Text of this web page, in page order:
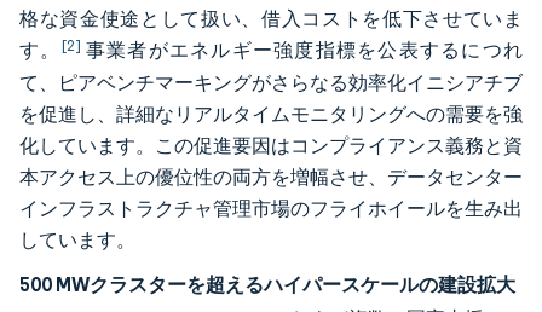
格な資金使途として扱い、借入コストを低下させていま
す。 [2] 事業者がエネルギー強度指標を公表するにつれ
て、ピアベンチマーキングがさらなる効率化イニシアチブ
を促進し、詳細なリアルタイムモニタリングへの需要を強
化しています。この促進要因はコンプライアンス義務と資
本アクセス上の優位性の両方を増幅させ、データセンター
インフラストラクチャ管理市場のフライホイールを生み出
しています。
500 MWクラスターを超えるハイパースケールの建設拡大